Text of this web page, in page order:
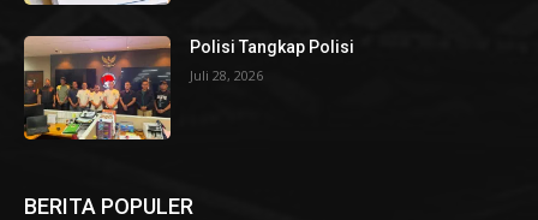
Polisi Tangkap Polisi
Juli 28, 2026
BERITA POPULER